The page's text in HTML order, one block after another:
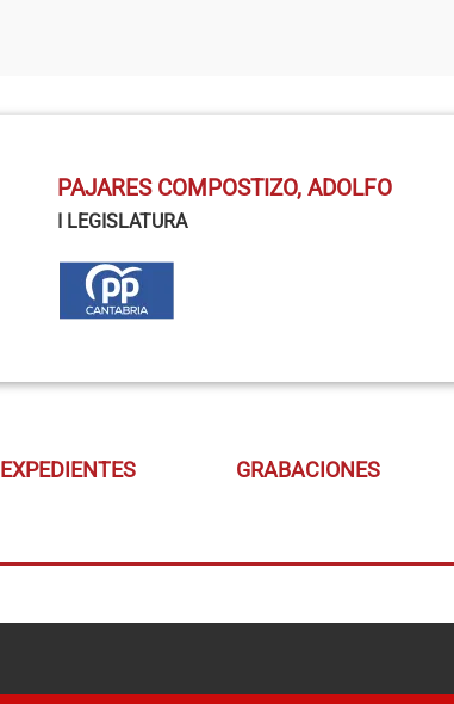
PAJARES COMPOSTIZO, ADOLFO
I LEGISLATURA
EXPEDIENTES GRABACIONES